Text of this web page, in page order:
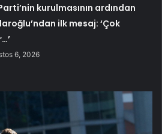
kurulmasının ardından
ilk mesaj: ‘Çok
6, 2026